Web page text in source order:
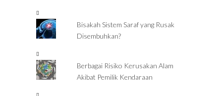
Bisakah Sistem Saraf yang Rusak
Disembuhkan?
Berbagai Risiko Kerusakan Alam
Akibat Pemilik Kendaraan